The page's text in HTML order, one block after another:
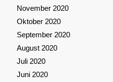
November 2020
Oktober 2020
September 2020
August 2020
Juli 2020
Juni 2020